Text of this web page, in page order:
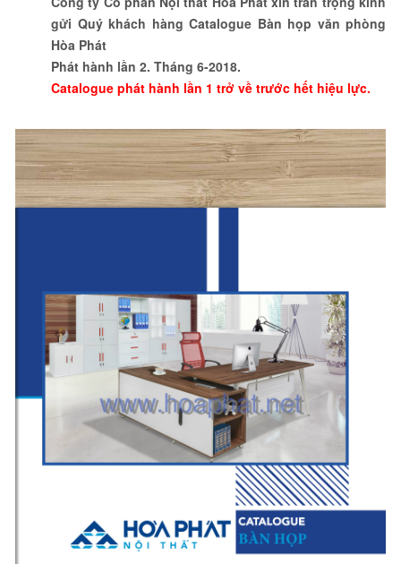
gửi Quý khách hàng Catalogue Bàn họp văn phòng
Hòa Phát
Phát hành lần 2. Tháng 6-2018.
Catalogue phát hành lần 1 trở về trước hết hiệu lực.